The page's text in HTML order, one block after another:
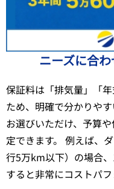
ニーズに合
保証料は「排気量」「
ため、明確で分かりや
お選びいただけ、予算
定できます。 例えば、
行5万km以下）の場合
すると非常にコストパ